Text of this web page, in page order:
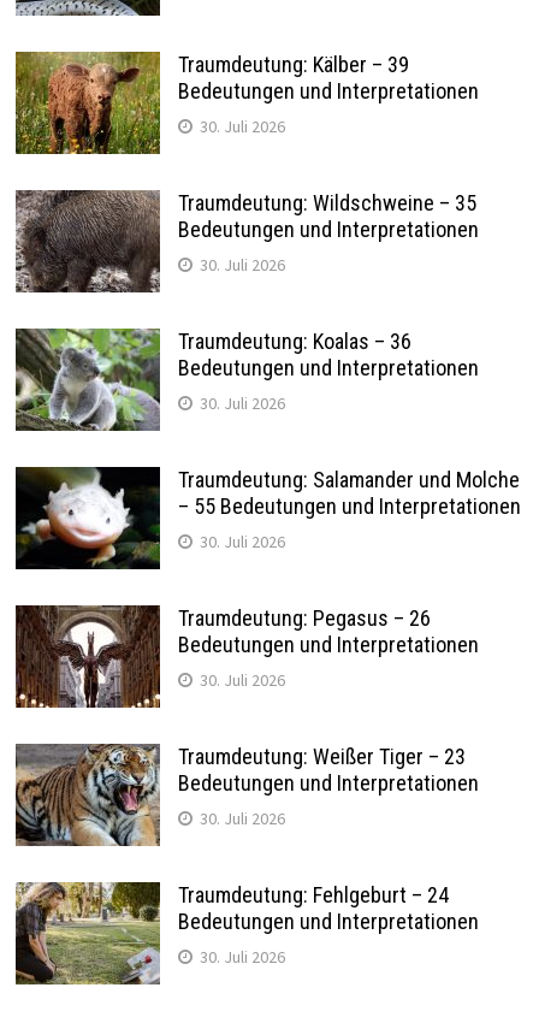
Traumdeutung: Kälber – 39
Bedeutungen und Interpretationen
30. Juli 2026
Traumdeutung: Wildschweine – 35
Bedeutungen und Interpretationen
30. Juli 2026
Traumdeutung: Koalas – 36
Bedeutungen und Interpretationen
30. Juli 2026
Traumdeutung: Salamander und Molche
– 55 Bedeutungen und Interpretationen
30. Juli 2026
Traumdeutung: Pegasus – 26
Bedeutungen und Interpretationen
30. Juli 2026
Traumdeutung: Weißer Tiger – 23
Bedeutungen und Interpretationen
30. Juli 2026
Traumdeutung: Fehlgeburt – 24
Bedeutungen und Interpretationen
30. Juli 2026